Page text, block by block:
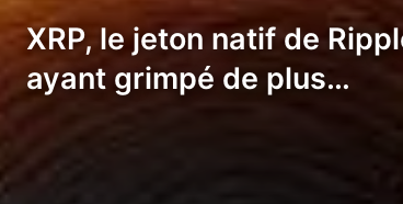
XRP, le jeton natif de
ayant grimpé de plus…